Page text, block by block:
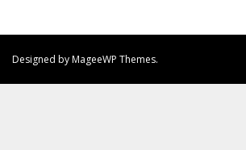
Designed by MageeWP Themes.